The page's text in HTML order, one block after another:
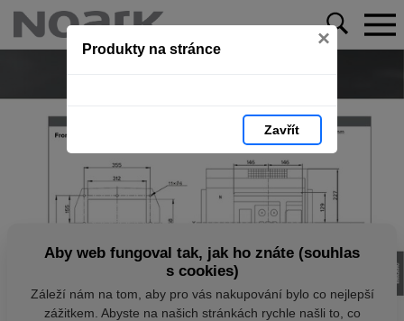
Produkty na stránce ×
Zavřít
Aby web fungoval tak, jak ho znáte (souhlas
s cookies)
Záleží nám na tom, aby pro vás nakupování bylo co nejlepší
zážitkem. Abyste na našich stránkách rychle našli to, co